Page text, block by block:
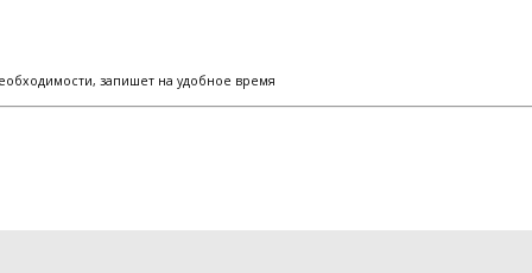
запишет на удобное время